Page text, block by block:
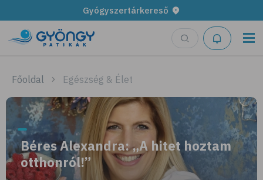
Gyógyszertárkereső
Főoldal Egészség & Élet
Béres Alexandra: „A hitet hoztam
otthonról!”